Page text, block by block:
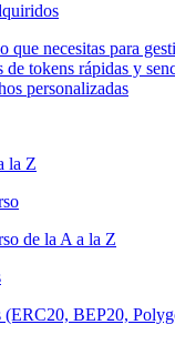
que necesitas para
tokens rápidas y
personalizadas
la Z
de la A a la Z
(ERC20, BEP20,